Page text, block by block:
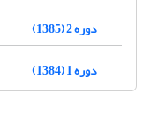
دوره 2 (1385)
دوره 1 (1384)